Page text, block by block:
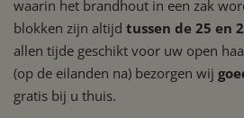
waarin het brandhout in een zak
blokken zijn altijd tussen de 25 en
allen tijde geschikt voor uw open
(op de eilanden na) bezorgen wij
gratis bij u thuis.